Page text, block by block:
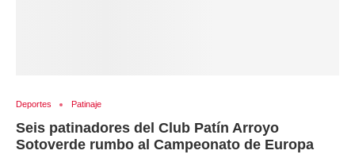
Deportes Patinaje
Seis patinadores del Club Patín Arroyo
Sotoverde rumbo al Campeonato de Europa